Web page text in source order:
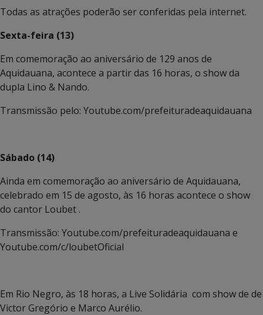
Todas as atrações poderão ser conferidas pela internet.
Sexta-feira (13)
Em comemoração ao aniversário de 129 anos de
Aquidauana, acontece a partir das 16 horas, o show da
dupla Lino & Nando.
Transmissão pelo: Youtube.com/prefeituradeaquidauana
Sábado (14)
Ainda em comemoração ao aniversário de Aquidauana,
celebrado em 15 de agosto, às 16 horas acontece o show
do cantor Loubet .
Transmissão: Youtube.com/prefeituradeaquidauana e
Youtube.com/c/loubetOficial
Em Rio Negro, às 18 horas, a Live Solidária com show de de
Victor Gregório e Marco Aurélio.